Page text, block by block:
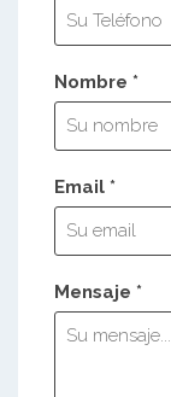
Nombre *
Email *
Mensaje *